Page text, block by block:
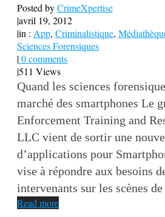
Posted byCrimeXpertise
|avril 19, 2012
|in : App, Criminalistique,
Sciences Forensiques
|0 comments
|511 Views
Quand les sciences
marché des smartphones Le
Enforcement Training and
LLC vient de sortir une
d’applications pour
vise à répondre aux besoins
intervenants sur les scènes
Read more